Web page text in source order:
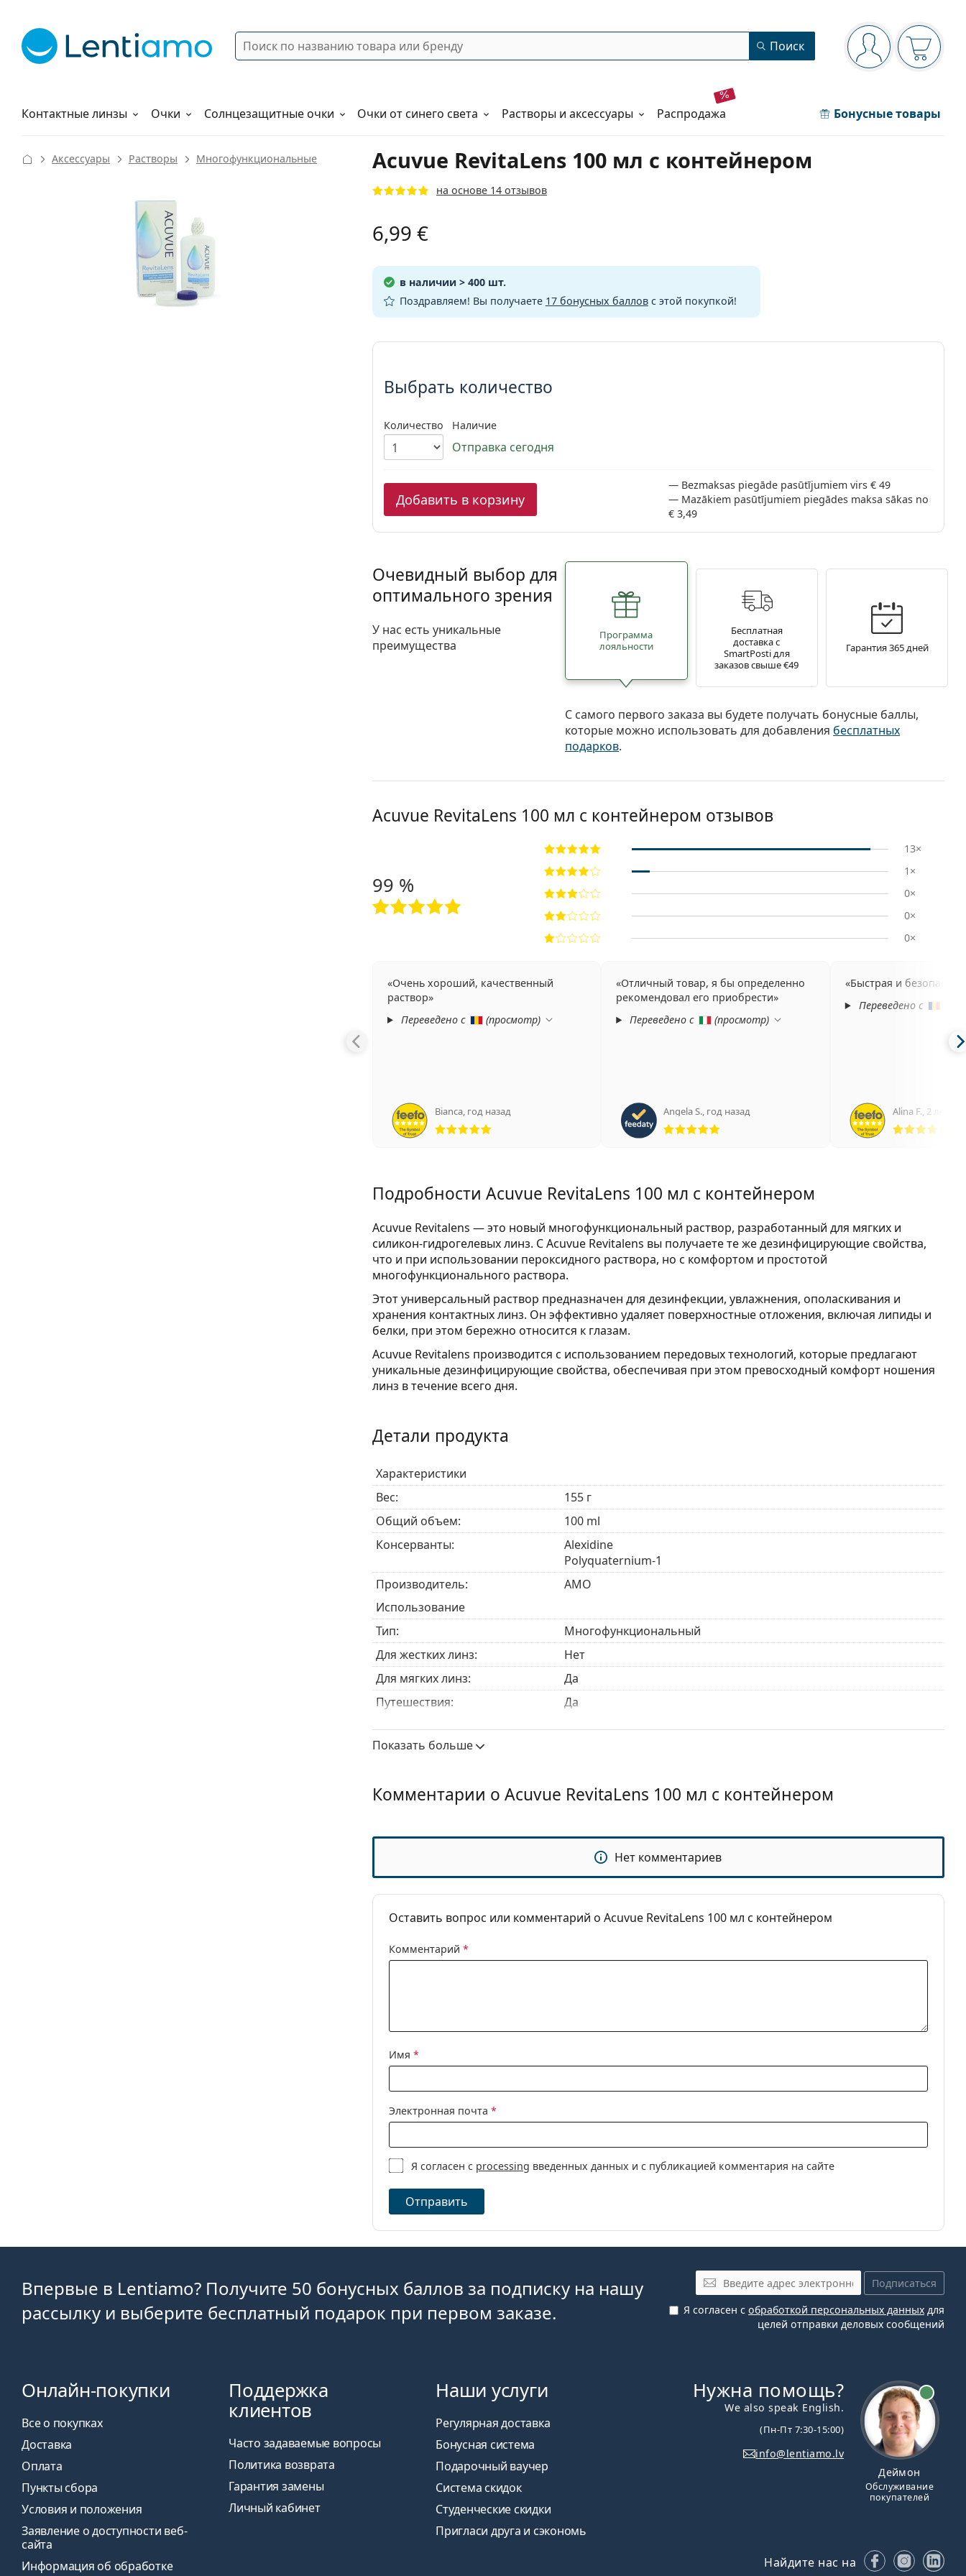
Панель навигации
Вы вошли вВаша
Поиск Поиск
Контактные линзы
Растворы Очки Солнцезащитные очки Очки от синего света Растворы и аксессуары распродажа Бонусные товары
Как заказать
Acuvue RevitaLens 100 мл с контейнером
на основе 14 отзывов
Аксессуары Растворы Многофункциональные
6,99 €
в наличии > 400 шт.
Поздравляем! Вы получаете 17 бонусных балловс этой покупкой!
Выбрать параметры:
Выбрать количество
Количество Наличие
Отправка сегодня
Добавить в корзину
Bezmaksas piegāde pasūtījumiem virs € 49
Mazākiem pasūtījumiem piegādes maksa sākas no
€ 3,49
Очевидный выбор для
оптимального зрения
У нас есть уникальные
преимущества
Программа
лояльности
Бесплатная
доставка с
SmartPosti для
заказов свыше €49
Гарантия 365 дней
С самого первого заказа вы будете получать бонусные баллы,
которые можно использовать для добавления бесплатных
подарков.
Acuvue RevitaLens 100 мл с контейнером отзывов
99 %
13×
1×
0×
0×
0×
Очень хороший, качественный
раствор
Переведено с
(просмотр)
Bianca, год назад
Рейтинг 5 из 5
Отличный товар, я бы определенно
рекомендовал его приобрести
Переведено с
(просмотр)
Angela S., год назад
Рейтинг 5 из 5
Быстрая и безопасная
Переведено с
Alina F., 2 лет
Подробности Acuvue RevitaLens 100 мл с контейнером
Acuvue Revitalens — это новый многофункциональный раствор, разработанный для мягких и
силикон-гидрогелевых линз. С Acuvue Revitalens вы получаете те же дезинфицирующие свойства,
что и при использовании пероксидного раствора, но с комфортом и простотой
многофункционального раствора.
Этот универсальный раствор предназначен для дезинфекции, увлажнения, ополаскивания и
хранения контактных линз. Он эффективно удаляет поверхностные отложения, включая липиды и
белки, при этом бережно относится к глазам.
Acuvue Revitalens производится с использованием передовых технологий, которые предлагают
уникальные дезинфицирующие свойства, обеспечивая при этом превосходный комфорт ношения
линз в течение всего дня.
Детали продукта
Характеристики
Вес:
155 г
Общий объем:
100 ml
Консерванты:
Alexidine
Polyquaternium-1
Производитель:
AMO
Использование
Тип:
Многофункциональный
Для жестких линз:
Нет
Для мягких линз:
Да
Путешествия:
Да
Срок годности:
Не менее 20 месяцев
Срок годности после вскрытия:
Контейнеров в упаковке:
1
Категория:
Растворы
Аксессуары
Многофункциональные растворы для контактных линз
2 x 4.2 ml
Показать больше
Комментарии о Acuvue RevitaLens 100 мл с контейнером
Нет комментариев
Оставить вопрос или комментарий о Acuvue RevitaLens 100 мл с контейнером
Комментарий *
Имя *
Электронная почта *
Я согласен с processing введенных данных и с публикацией комментария на сайте
Отправить
Впервые в Lentiamo? Получите 50 бонусных баллов за подписку на нашу
рассылку и выберите бесплатный подарок при первом заказе.
Эл. почта
Подписаться
Я согласен с обработкой персональных данных для
целей отправки деловых сообщений
Деймон
Обслуживание
покупателей
Нужна помощь?
We also speak English.
(Пн-Пт 7:30-15:00)
info@lentiamo.lv
Онлайн-покупки
Все о покупках
Доставка
Оплата
Пункты сбора
Условия и положения
Заявление о доступности веб-
сайта
Информация об обработке
Поддержка
клиентов
Часто задаваемые вопросы
Политика возврата
Гарантия замены
Личный кабинет
Наши услуги
Регулярная доставка
Бонусная система
Подарочный ваучер
Система скидок
Студенческие скидки
Пригласи друга и сэкономь
Найдите нас на Facebook